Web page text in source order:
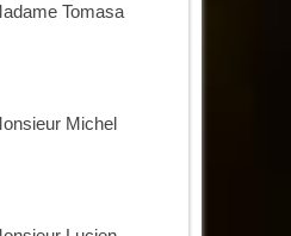
Tomasa
Michel